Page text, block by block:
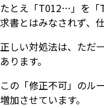
たとえ「T012…」を「
求書とはみなされず、
正しい対処法は、ただ
あります。
この「修正不可」のル
増加させています。